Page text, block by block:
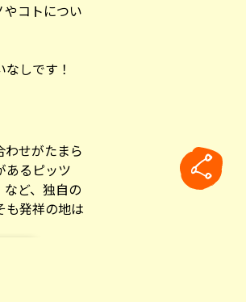
コトについ
しです！
せがたまら
あるピッツ
ど、独自の
も発祥の地は